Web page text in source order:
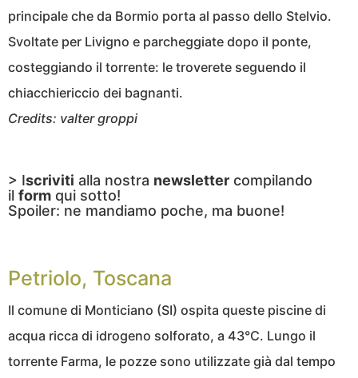
principale che da Bormio porta al passo dello Stelvio.
Svoltate per Livigno e parcheggiate dopo il ponte,
costeggiando il torrente: le troverete seguendo il
chiacchiericcio dei bagnanti.
Credits: valter groppi
> Iscriviti alla nostra newsletter compilando
il form qui sotto!
Spoiler: ne mandiamo poche, ma buone!
Petriolo, Toscana
Il comune di Monticiano (SI) ospita queste piscine di
acqua ricca di idrogeno solforato, a 43°C. Lungo il
torrente Farma, le pozze sono utilizzate già dal tempo